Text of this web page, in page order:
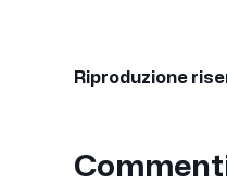
Riproduzione